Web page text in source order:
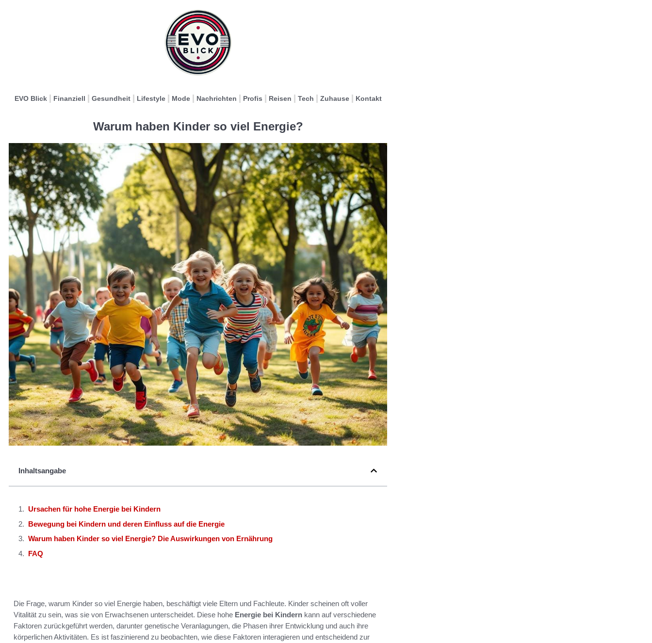
EVO Blick Finanziell Gesundheit Lifestyle Mode Nachrichten Profis Reisen Tech Zuhause Kontakt
Warum haben Kinder so viel Energie?
Inhaltsangabe
Ursachen für hohe Energie bei Kindern
Bewegung bei Kindern und deren Einfluss auf die Energie
Warum haben Kinder so viel Energie? Die Auswirkungen von Ernährung
FAQ
Die Frage, warum Kinder so viel Energie haben, beschäftigt viele Eltern und Fachleute. Kinder scheinen oft voller
Vitalität zu sein, was sie von Erwachsenen unterscheidet. Diese hohe Energie bei Kindern kann auf verschiedene
Faktoren zurückgeführt werden, darunter genetische Veranlagungen, die Phasen ihrer Entwicklung und auch ihre
körperlichen Aktivitäten. Es ist faszinierend zu beobachten, wie diese Faktoren interagieren und entscheidend zur